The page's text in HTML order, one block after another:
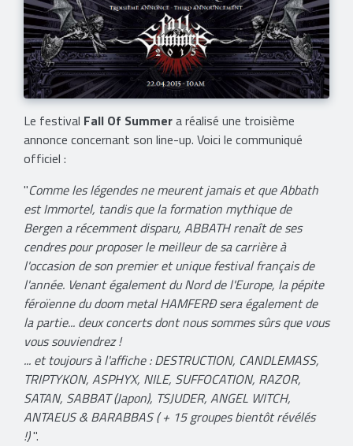
Le festival Fall Of Summera réalisé une troisième
annonce concernant son line-up. Voici le communiqué
officiel :
"Comme les légendes ne meurent jamais et que Abbath
est Immortel, tandis que la formation mythique de
Bergen a récemment disparu, ABBATH renaît de ses
cendres pour proposer le meilleur de sa carrière à
l'occasion de son premier et unique festival français de
l'année. Venant également du Nord de l'Europe, la pépite
féroïenne du doom metal HAMFERÐ sera également de
la partie... deux concerts dont nous sommes sûrs que vous
vous souviendrez !
... et toujours à l'affiche : DESTRUCTION, CANDLEMASS,
TRIPTYKON, ASPHYX, NILE, SUFFOCATION, RAZOR,
SATAN, SABBAT (Japon), TSJUDER, ANGEL WITCH,
ANTAEUS & BARABBAS ( + 15 groupes bientôt révélés
!)".